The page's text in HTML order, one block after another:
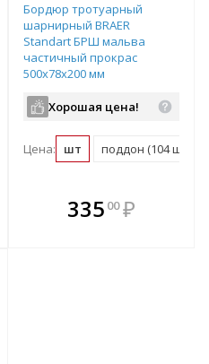
В комплекте
всегда выгоднее!
Бордюр тротуарный
шарнирный BRAER
Standart БРШ мальва
частичный прокрас
500х78х200 мм
Хорошая цена!
Цена: шт поддон (104 шт)
335 00 ₽